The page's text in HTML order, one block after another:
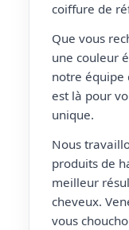
coiffure de
Que vous
une couleur
notre équipe
est là pour
unique.
Nous
produits de
meilleur
cheveux.
vous